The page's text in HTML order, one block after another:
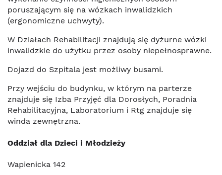
poruszającym się na wózkach inwalidzkich
(ergonomiczne uchwyty).
W Działach Rehabilitacji znajdują się dyżurne wózki
inwalidzkie do użytku przez osoby niepełnosprawne.
Dojazd do Szpitala jest możliwy busami.
Przy wejściu do budynku, w którym na parterze
znajduje się Izba Przyjęć dla Dorosłych, Poradnia
Rehabilitacyjna, Laboratorium i Rtg znajduje się
winda zewnętrzna.
Oddział dla Dzieci i Młodzieży
Wapienicka 142